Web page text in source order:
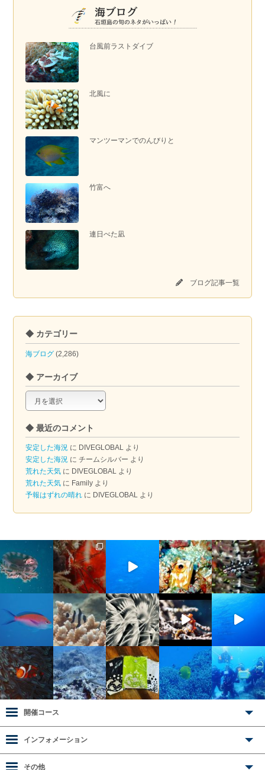
台風前ラストダイブ
北風に
マンツーマンでのんびりと
竹富へ
連日べた凪
ブログ記事一覧
◆ カテゴリー
海ブログ (2,286)
◆ アーカイブ
◆
ア
カ
イ
ブ
◆ 最近のコメント
安定した海況 に DIVEGLOBAL より
安定した海況 にチームシルバー より
荒れた天気 に DIVEGLOBAL より
荒れた天気 に Family より
予報はずれの晴れ に DIVEGLOBAL より
開催コース
インフォメーション
その他